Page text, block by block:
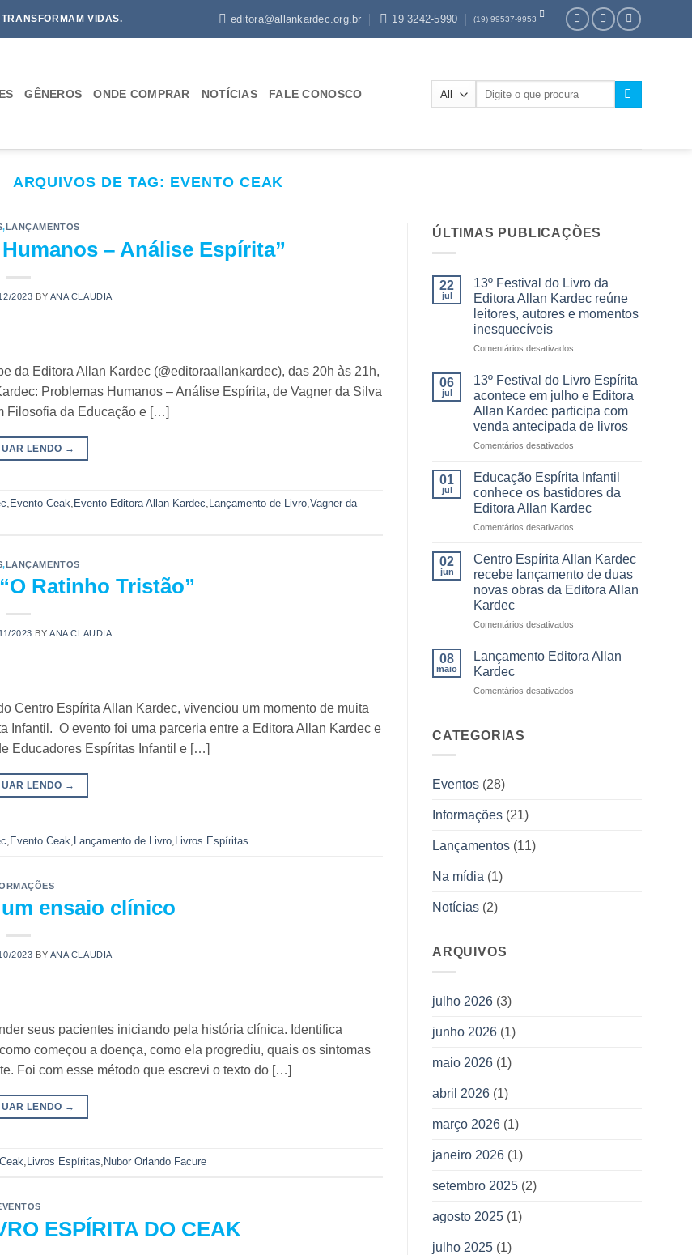
VIDAS. editora@allankardec.org.br 19 3242-5990 (19) 99537-9953
GÊNEROS ONDE COMPRAR NOTÍCIAS FALE CONOSCO
ARQUIVOS DE TAG: EVENTO CEAK
,LANÇAMENTOS
– Análise Espírita”
2023 BY ANA CLAUDIA
da Editora Allan Kardec (@editoraallankardec), das 20h às 21h,
Problemas Humanos – Análise Espírita, de Vagner da Silva
Filosofia da Educação e […]
LENDO →
, Evento Ceak, Evento Editora Allan Kardec, Lançamento de Livro,Vagner da
,LANÇAMENTOS
Ratinho Tristão”
2023 BYANA CLAUDIA
Centro Espírita Allan Kardec, vivenciou um momento de muita
Infantil. O evento foi uma parceria entre a Editora Allan Kardec e
Educadores Espíritas Infantil e […]
LENDO →
Evento Ceak Lançamento de Livro Livros Espíritas
ensaio clínico
2023 BY ANA CLAUDIA
seus pacientes iniciando pela história clínica. Identifica
começou a doença, como ela progrediu, quais os sintomas
Foi com esse método que escrevi o texto do […]
LENDO →
, Livros Espíritas, Nubor Orlando Facure
ESPÍRITA DO CEAK
ÚLTIMAS PUBLICAÇÕES
22
jul
13º Festival do Livro da
Editora Allan Kardec reúne
leitores, autores e momentos
inesquecíveis
Comentários desativados
Festival
Livro
da
Editora
reúne
leitores,
autores
e
06
jul
13º Festival do Livro Espírita
acontece em julho e Editora
Allan Kardec participa com
venda antecipada de livros
Comentários desativados
Festival
do
Livro
Espírita
julho
e
Editora
Allan
venda
01
jul
Educação Espírita Infantil
conhece os bastidores da
Editora Allan Kardec
Comentários desativados
Espírita
Infantil
conhece
os
Kardec
02
jun
Centro Espírita Allan Kardec
recebe lançamento de duas
novas obras da Editora Allan
Kardec
Comentários desativados
Espírita
08
maio
Lançamento Editora Allan
Kardec
Comentários desativados
CATEGORIAS
Eventos (28)
Informações (21)
Lançamentos (11)
Na mídia (1)
Notícias (2)
ARQUIVOS
julho 2026 (3)
junho 2026 (1)
maio 2026 (1)
abril 2026 (1)
março 2026 (1)
janeiro 2026 (1)
setembro 2025 (2)
agosto 2025 (1)
julho 2025 (1)